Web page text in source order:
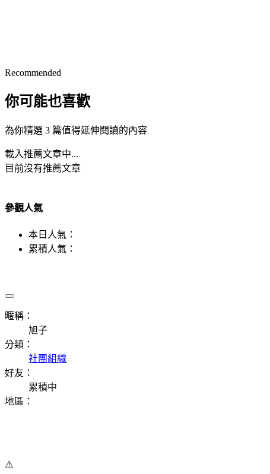
Recommended
你可能也喜歡
為你精選 3 篇值得延伸閱讀的內容
載入推薦文章中...
目前沒有推薦文章
參觀人氣
本日人氣：
累積人氣：
暱稱：
旭子
分類：
社團組織
好友：
累積中
地區：
⚠️